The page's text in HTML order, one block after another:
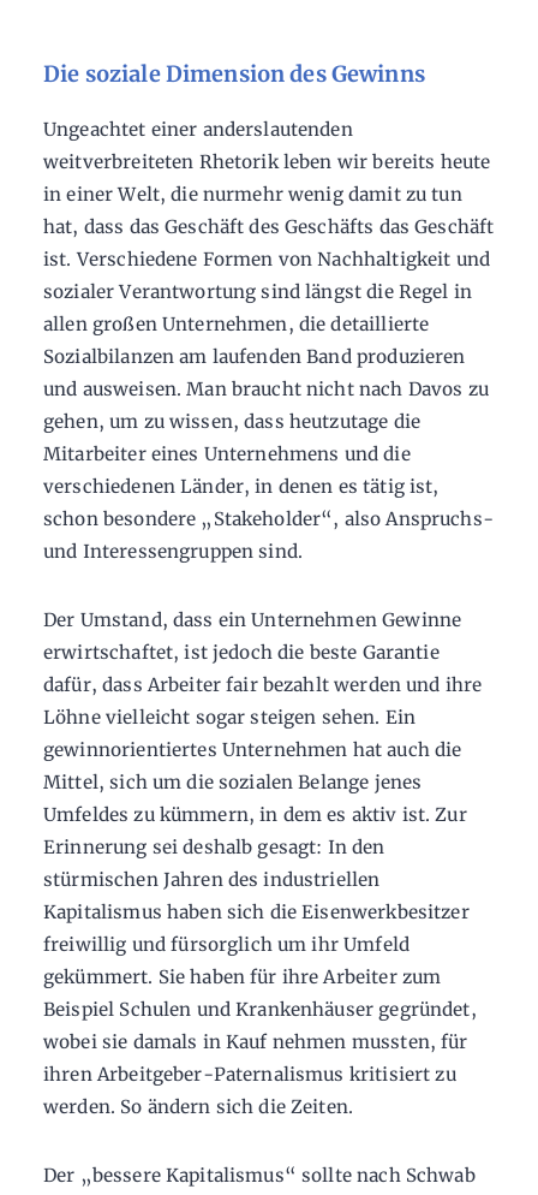
Die soziale Dimension des Gewinns
Ungeachtet einer anderslautenden
weitverbreiteten Rhetorik leben wir bereits heute
in einer Welt, die nurmehr wenig damit zu tun
hat, dass das Geschäft des Geschäfts das Geschäft
ist. Verschiedene Formen von Nachhaltigkeit und
sozialer Verantwortung sind längst die Regel in
allen großen Unternehmen, die detaillierte
Sozialbilanzen am laufenden Band produzieren
und ausweisen. Man braucht nicht nach Davos zu
gehen, um zu wissen, dass heutzutage die
Mitarbeiter eines Unternehmens und die
verschiedenen Länder, in denen es tätig ist,
schon besondere „Stakeholder“, also Anspruchs-
und Interessengruppen sind.
Der Umstand, dass ein Unternehmen Gewinne
erwirtschaftet, ist jedoch die beste Garantie
dafür, dass Arbeiter fair bezahlt werden und ihre
Löhne vielleicht sogar steigen sehen. Ein
gewinnorientiertes Unternehmen hat auch die
Mittel, sich um die sozialen Belange jenes
Umfeldes zu kümmern, in dem es aktiv ist. Zur
Erinnerung sei deshalb gesagt: In den
stürmischen Jahren des industriellen
Kapitalismus haben sich die Eisenwerkbesitzer
freiwillig und fürsorglich um ihr Umfeld
gekümmert. Sie haben für ihre Arbeiter zum
Beispiel Schulen und Krankenhäuser gegründet,
wobei sie damals in Kauf nehmen mussten, für
ihren Arbeitgeber-Paternalismus kritisiert zu
werden. So ändern sich die Zeiten.
Der „bessere Kapitalismus“ sollte nach Schwab